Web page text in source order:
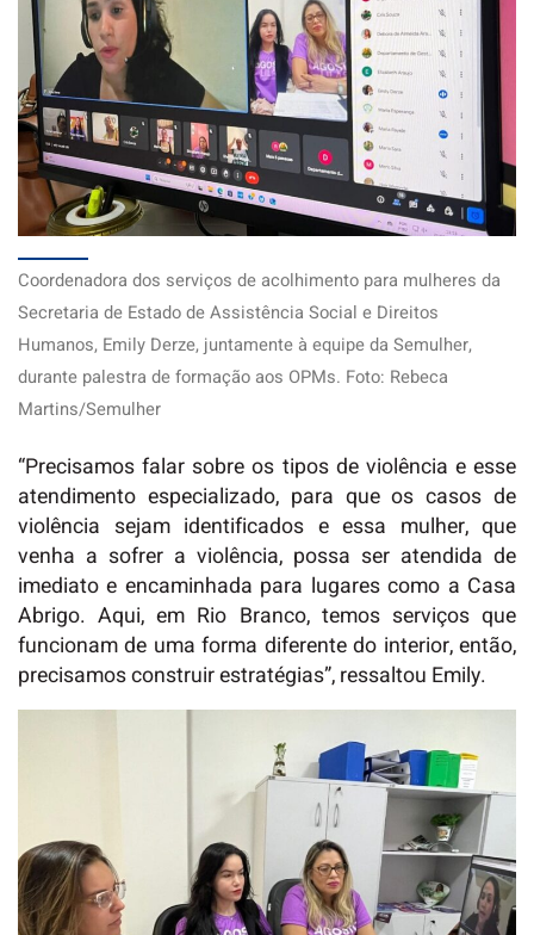
Coordenadora dos serviços de acolhimento para mulheres da
Secretaria de Estado de Assistência Social e Direitos
Humanos, Emily Derze, juntamente à equipe da Semulher,
durante palestra de formação aos OPMs. Foto: Rebeca
Martins/Semulher
“Precisamos falar sobre os tipos de violência e esse
atendimento especializado, para que os casos de
violência sejam identificados e essa mulher, que
venha a sofrer a violência, possa ser atendida de
imediato e encaminhada para lugares como a Casa
Abrigo. Aqui, em Rio Branco, temos serviços que
funcionam de uma forma diferente do interior, então,
precisamos construir estratégias”, ressaltou Emily.